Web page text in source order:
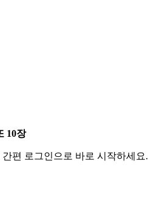
10장
편 로그인으로 바로 시작하세요.